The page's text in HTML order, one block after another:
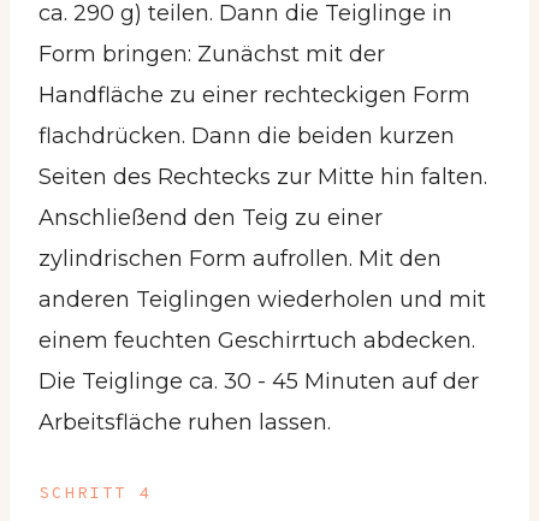
ca. 290 g) teilen. Dann die Teiglinge in
Form bringen: Zunächst mit der
Handfläche zu einer rechteckigen Form
flachdrücken. Dann die beiden kurzen
Seiten des Rechtecks zur Mitte hin falten.
Anschließend den Teig zu einer
zylindrischen Form aufrollen. Mit den
anderen Teiglingen wiederholen und mit
einem feuchten Geschirrtuch abdecken.
Die Teiglinge ca. 30 - 45 Minuten auf der
Arbeitsfläche ruhen lassen.
SCHRITT 4